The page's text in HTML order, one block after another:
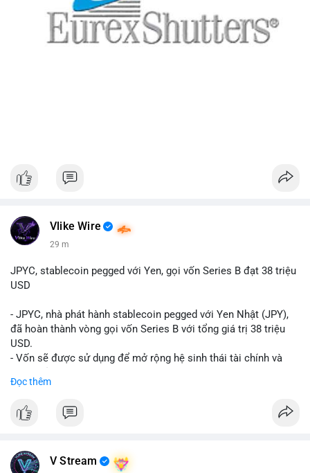
Vlike Wire
29 m
JPYC, stablecoin pegged với Yen, gọi vốn Series B đạt 38 triệu
USD
- JPYC, nhà phát hành stablecoin pegged với Yen Nhật (JPY),
đã hoàn thành vòng gọi vốn Series B với tổng giá trị 38 triệu
USD.
- Vốn sẽ được sử dụng để mở rộng hệ sinh thái tài chính và
- Mục tiêu là tăng tốc độ przyjęcie của token yen-pegged JPYC
- Đây là bước tiến quan trọng trong việc phát triển stablecoin
Đọc thêm
V Stream